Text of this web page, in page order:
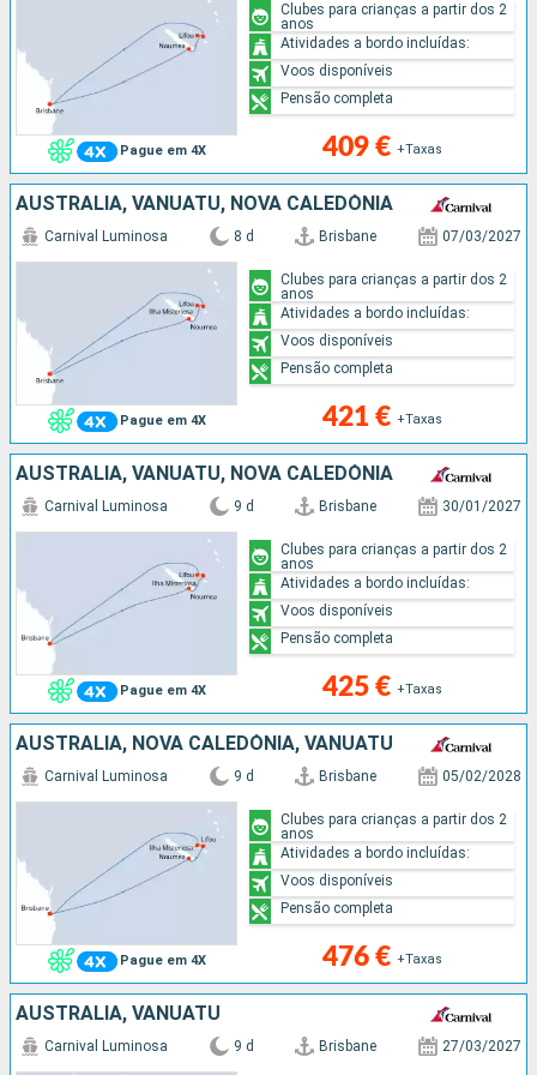
Pague em 4X 409 € +Taxas
Clubes para crianças a partir dos 2
anos
Atividades a bordo incluídas:
Voos disponíveis
Pensão completa
AUSTRALIA, VANUATU, NOVA CALEDÓNIA
Pague em 4X
Carnival Luminosa 8 d Brisbane 07/03/2027
421 € +Taxas
Clubes para crianças a partir dos 2
anos
Atividades a bordo incluídas:
Voos disponíveis
Pensão completa
AUSTRALIA, VANUATU, NOVA CALEDÓNIA
Pague em 4X
Carnival Luminosa 9 d Brisbane 30/01/2027
425 € +Taxas
Clubes para crianças a partir dos 2
anos
Atividades a bordo incluídas:
Voos disponíveis
Pensão completa
AUSTRALIA, NOVA CALEDÓNIA, VANUATU
Pague em 4X
Carnival Luminosa 9 d Brisbane 05/02/2028
476 € +Taxas
Clubes para crianças a partir dos 2
anos
Atividades a bordo incluídas:
Voos disponíveis
Pensão completa
AUSTRALIA, VANUATU
Carnival Luminosa 9 d Brisbane 27/03/2027